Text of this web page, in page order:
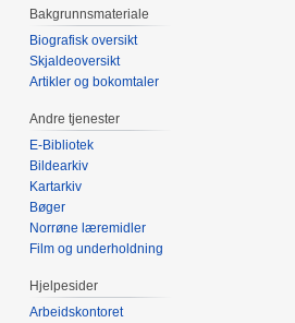
Bakgrunnsmateriale
Biografisk oversikt
Skjaldeoversikt
Artikler og bokomtaler
Andre tjenester
E-Bibliotek
Bildearkiv
Kartarkiv
Bøger
Norrøne læremidler
Film og underholdning
Hjelpesider
Arbeidskontoret